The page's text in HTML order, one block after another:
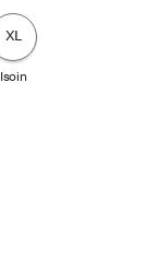
XL
Isoin